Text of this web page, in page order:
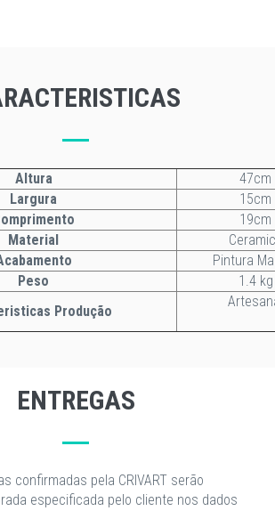
Altura
47cm
Largura
15cm
19cm
Material
Pintura
Peso
1.4 kg
Produção
ENTREGAS
confirmadas pela CRIVART serão
especificada pelo cliente nos dados